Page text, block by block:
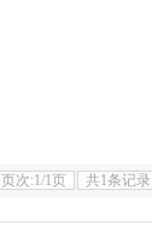
页次:1/1页 共1条记录